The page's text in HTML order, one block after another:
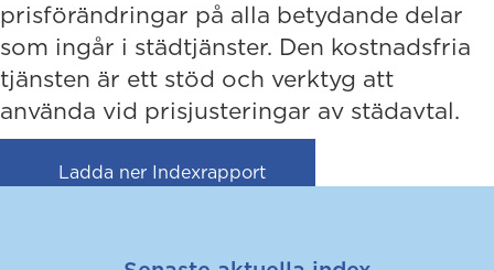
prisförändringar på alla betydande delar
som ingår i städtjänster. Den kostnadsfria
tjänsten är ett stöd och verktyg att
använda vid prisjusteringar av städavtal.
Ladda ner Indexrapport(opens in new tab)